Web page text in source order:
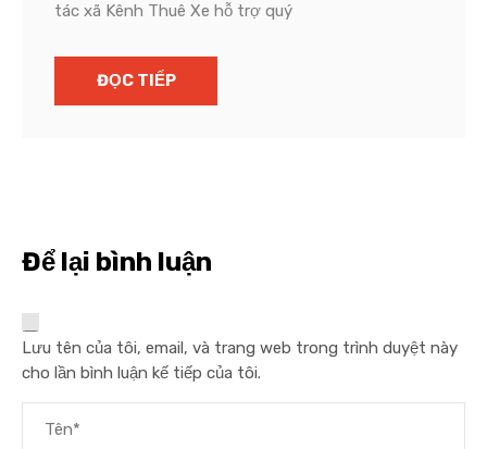
tác xã Kênh Thuê Xe hỗ trợ quý
ĐỌC TIẾP
Để lại bình luận
Lưu tên của tôi, email, và trang web trong trình duyệt này
cho lần bình luận kế tiếp của tôi.